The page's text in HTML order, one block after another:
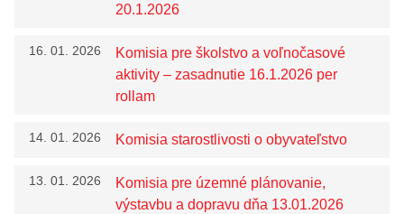
20.1.2026
16. 01. 2026
Komisia pre školstvo a voľnočasové
aktivity – zasadnutie 16.1.2026 per
rollam
14. 01. 2026 Komisia starostlivosti o obyvateľstvo
13. 01. 2026
Komisia pre územné plánovanie,
výstavbu a dopravu dňa 13.01.2026